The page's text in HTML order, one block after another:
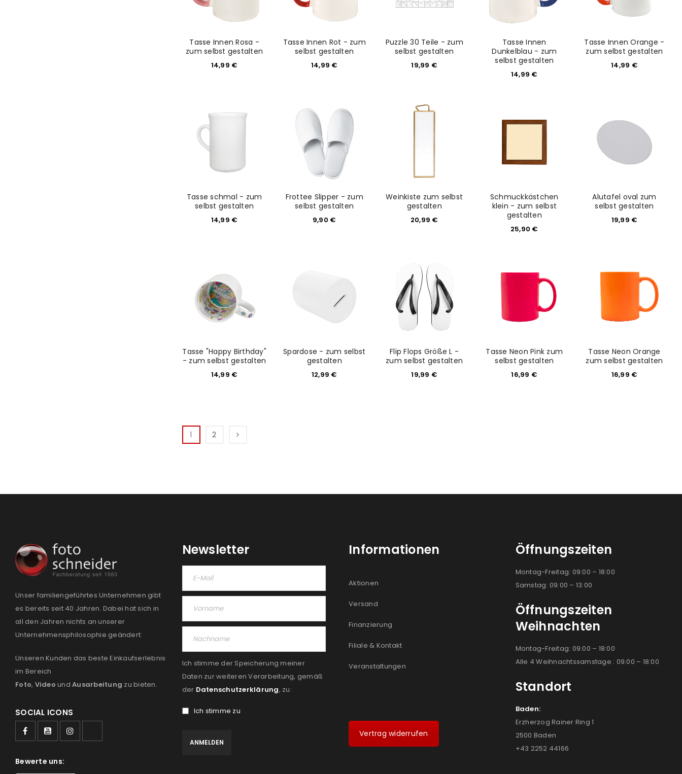
Ich stimme zu
Datenschutzerklärung. *
Tasse Innen Rosa -
zum selbst gestalten
14,99 €
Tasse Innen Rot - zum
selbst gestalten
14,99 €
Puzzle 30 Teile - zum
selbst gestalten
19,99 €
Tasse Innen
Dunkelblau - zum
selbst gestalten
14,99 €
Tasse Innen Orange -
zum selbst gestalten
14,99 €
Tasse schmal - zum
selbst gestalten
14,99 €
Frottee Slipper - zum
selbst gestalten
9,90 €
Weinkiste zum selbst
gestalten
20,99 €
Schmuckkästchen
klein - zum selbst
gestalten
25,90 €
Alutafel oval zum
selbst gestalten
19,99 €
Tasse "Happy Birthday"
- zum selbst gestalten
14,99 €
Spardose - zum selbst
gestalten
12,99 €
Flip Flops Größe L -
zum selbst gestalten
19,99 €
Tasse Neon Pink zum
selbst gestalten
16,99 €
Tasse Neon Orange
zum selbst gestalten
16,99 €
1 2
Unser familiengeführtes Unternehmen gibt
es bereits seit 40 Jahren. Dabei hat sich in
all den Jahren nichts an unserer
Unternehmensphilosophie geändert:
Unseren Kunden das beste Einkaufserlebnis
im Bereich
Foto, Video und Ausarbeitung zu bieten.
SOCIAL ICONS
Bewerte uns:
Newsletter
Ich stimme der Speicherung meiner
Daten zur weiteren Verarbeitung, gemäß
der Datenschutzerklärung, zu:
Ich stimme zu
Informationen
Aktionen
Versand
Finanzierung
Filiale & Kontakt
Veranstaltungen
Vertrag widerrufen
Öffnungszeiten
Montag-Freitag: 09:00 – 18:00
Samstag: 09:00 – 13:00
Öffnungszeiten
Weihnachten
Montag-Freitag: 09:00 – 18:00
Alle 4 Weihnachtssamstage : 09:00 – 18:00
Standort
Baden:
Erzherzog Rainer Ring 1
2500 Baden
+43 2252 44166